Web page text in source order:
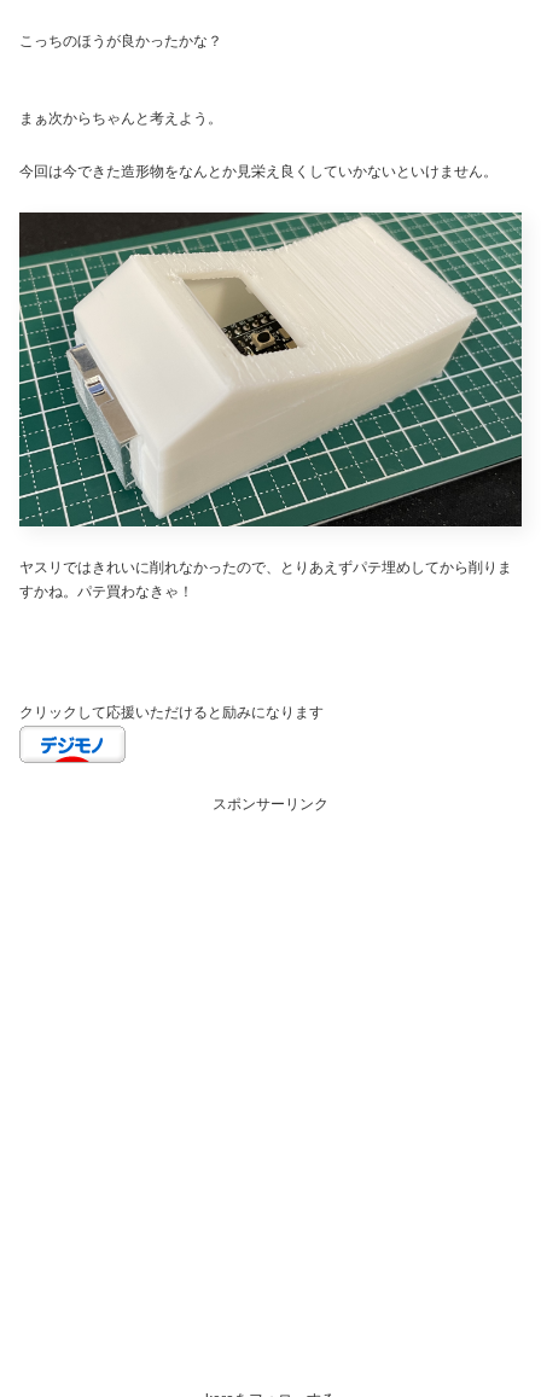
こっちのほうが良かったかな？
まぁ次からちゃんと考えよう。
今回は今できた造形物をなんとか見栄え良くしていかないといけません。
ヤスリではきれいに削れなかったので、とりあえずパテ埋めしてから削りま
すかね。パテ買わなきゃ！
クリックして応援いただけると励みになります
スポンサーリンク